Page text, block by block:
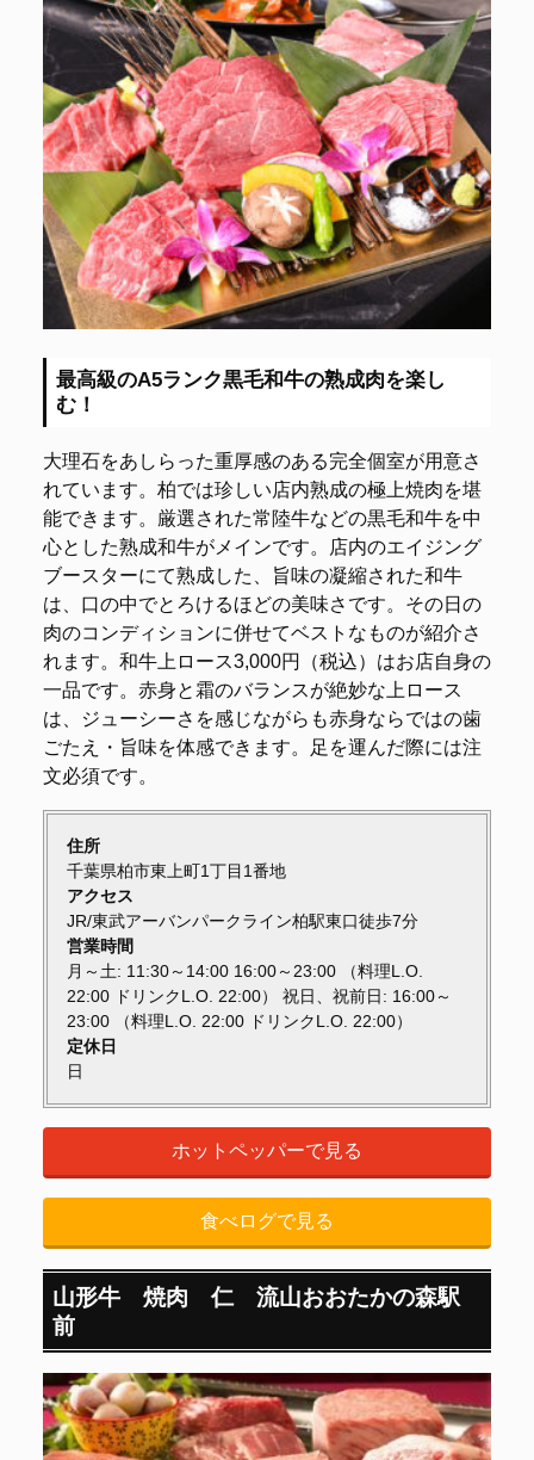
最高級のA5ランク黒毛和牛の熟成肉を楽し
む！
大理石をあしらった重厚感のある完全個室が用意さ
れています。柏では珍しい店内熟成の極上焼肉を堪
能できます。厳選された常陸牛などの黒毛和牛を中
心とした熟成和牛がメインです。店内のエイジング
ブースターにて熟成した、旨味の凝縮された和牛
は、口の中でとろけるほどの美味さです。その日の
肉のコンディションに併せてベストなものが紹介さ
れます。和牛上ロース3,000円（税込）はお店自身の
一品です。赤身と霜のバランスが絶妙な上ロース
は、ジューシーさを感じながらも赤身ならではの歯
ごたえ・旨味を体感できます。足を運んだ際には注
文必須です。
住所
千葉県柏市東上町1丁目1番地
アクセス
JR/東武アーバンパークライン柏駅東口徒歩7分
営業時間
月～土: 11:30～14:00 16:00～23:00 （料理L.O.
22:00 ドリンクL.O. 22:00） 祝日、祝前日: 16:00～
23:00 （料理L.O. 22:00 ドリンクL.O. 22:00）
定休日
日
ホットペッパーで見る
食べログで見る
山形牛 焼肉 仁 流山おおたかの森駅
前